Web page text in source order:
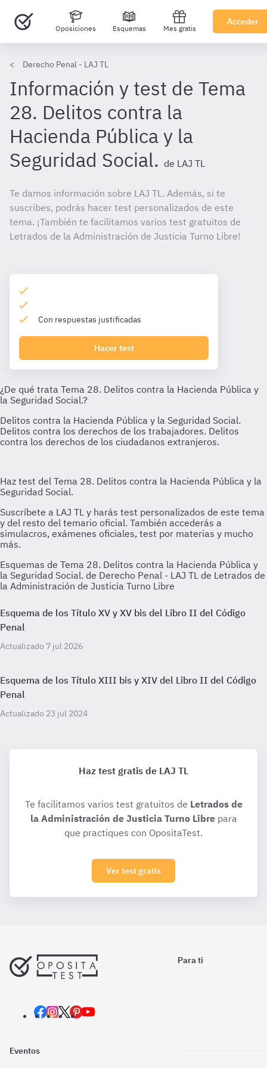
Oposiciones Esquemas Mes gratis
Acceder
Derecho Penal - LAJ TL
Información y test de Tema
28. Delitos contra la
Hacienda Pública y la
Seguridad Social. de LAJ TL
Te damos información sobre LAJ TL. Además, si te
suscribes, podrás hacer test personalizados de este
tema. ¡También te facilitamos varios test gratuitos de
Letrados de la Administración de Justicia Turno Libre!
Con respuestas justificadas
Hacer test
Esquemas de Tema 28. Delitos contra la Hacienda Pública y
la Seguridad Social. de Derecho Penal - LAJ TL de Letrados de
la Administración de Justicia Turno Libre
Esquema de los Título XV y XV bis del Libro II del Código
Penal
Actualizado 7 jul 2026
Esquema de los Título XIII bis y XIV del Libro II del Código
Penal
Actualizado 23 jul 2024
Haz test gratis de LAJ TL
Te facilitamos varios test gratuitos de Letrados de
la Administración de Justicia Turno Librepara
que practiques con OpositaTest.
Ver test gratis
Para ti
Eventos